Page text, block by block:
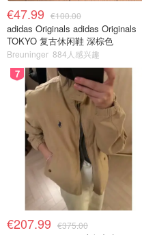
€47.99 €100.00
adidas Originals adidas Originals
TOKYO 复古休闲鞋 深棕色
Breuninger 884人感兴趣
7
€207.99 €375.00